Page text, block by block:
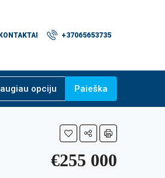
KONTAKTAI +37065653735
opciju Paieška
€255 000